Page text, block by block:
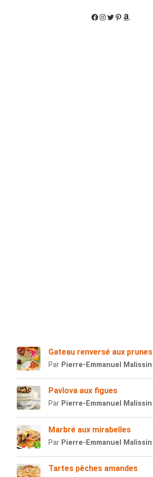
Gateau renversé aux prunes
Par Pierre-Emmanuel Malissin
Pavlova aux figues
Par Pierre-Emmanuel Malissin
Marbré aux mirabelles
Par Pierre-Emmanuel Malissin
Tartes pêches amandes